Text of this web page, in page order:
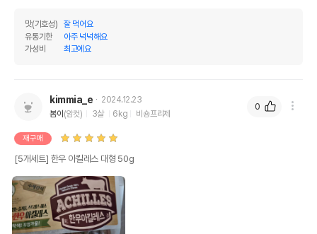
맛(기호성)
잘 먹어요
유통기한
아주 넉넉해요
가성비
최고에요
kimmia_e
2024.12.23
봄이 (암컷) 3살 6kg 비숑프리제
재구매
[5개세트] 한우 아킬레스 대형 50g
0